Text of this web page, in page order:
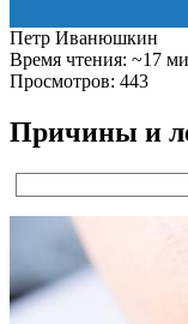
Петр Иванюшкин
Время чтения: ~17
Просмотров: 443
Причины и